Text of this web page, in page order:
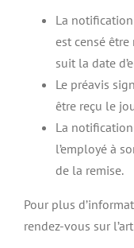
La
est censé
suit la date
Le préavis
être reçu le
La
l’employé à
de la remise.
Pour plus
rendez-vous sur